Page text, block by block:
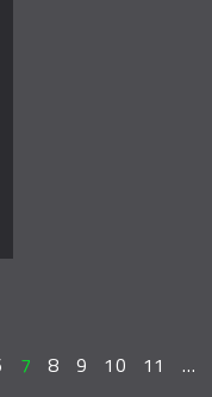
7 8 9 10 11 …